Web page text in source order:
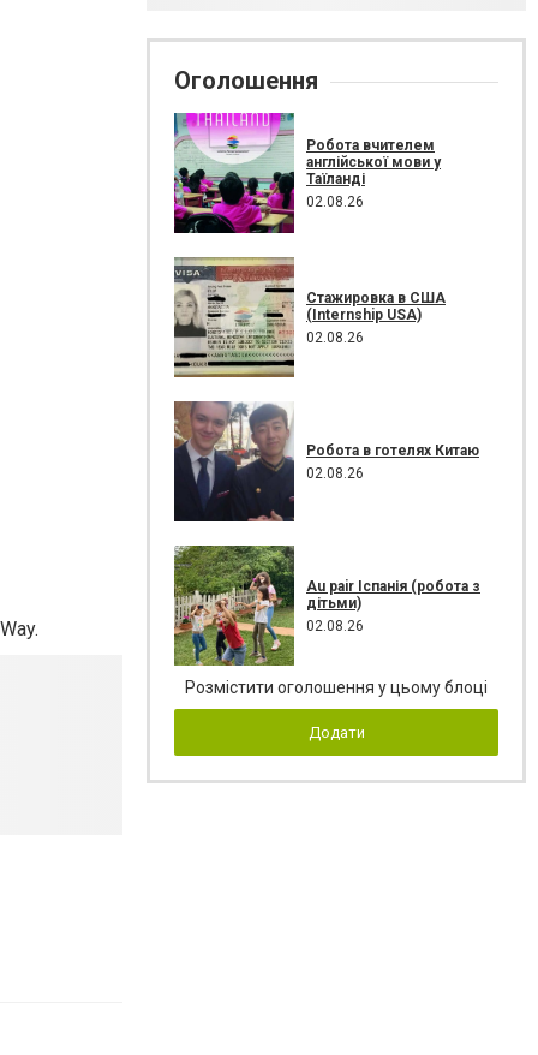
Оголошення
Робота вчителем
англійської мови у
Таїланді
02.08.26
Стажировка в США
(Internship USA)
02.08.26
Робота в готелях Китаю
02.08.26
Au pair Іспанія (робота з
дітьми)
02.08.26
Розмістити оголошення у цьому блоці
Додати